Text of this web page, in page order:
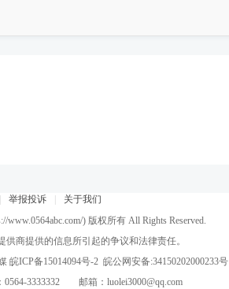
举报投诉
关于我们
www.0564abc.com/) 版权所有 All Rights Reserved.
商提供的信息所引起的争议和法律责任。
皖ICP备15014094号-2 皖公网安备:34150202000233号
0564-3333332 邮箱：luolei3000@qq.com